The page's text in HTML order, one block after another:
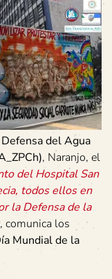
del Agua
, Naranjo, el
del Hospital San
todos ellos en
la Defensa de la
, comunica los
Mundial de la